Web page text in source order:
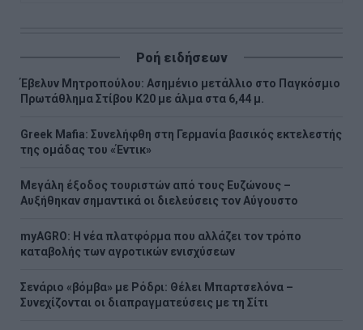
Ροή ειδήσεων
Έβελυν Μητροπούλου: Ασημένιο μετάλλιο στο Παγκόσμιο
Πρωτάθλημα Στίβου Κ20 με άλμα στα 6,44 μ.
Greek Mafia: Συνελήφθη στη Γερμανία βασικός εκτελεστής
της ομάδας του «Έντικ»
Μεγάλη έξοδος τουριστών από τους Ευζώνους –
Αυξήθηκαν σημαντικά οι διελεύσεις τον Αύγουστο
myAGRO: Η νέα πλατφόρμα που αλλάζει τον τρόπο
καταβολής των αγροτικών ενισχύσεων
Σενάριο «βόμβα» με Ρόδρι: Θέλει Μπαρτσελόνα –
Συνεχίζονται οι διαπραγματεύσεις με τη Σίτι